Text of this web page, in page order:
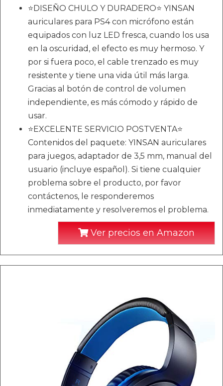
⭐DISEÑO CHULO Y DURADERO⭐ YINSAN
auriculares para PS4 con micrófono están
equipados con luz LED fresca, cuando los usa
en la oscuridad, el efecto es muy hermoso. Y
por si fuera poco, el cable trenzado es muy
resistente y tiene una vida útil más larga.
Gracias al botón de control de volumen
independiente, es más cómodo y rápido de
usar.
⭐EXCELENTE SERVICIO POSTVENTA⭐
Contenidos del paquete: YINSAN auriculares
para juegos, adaptador de 3,5 mm, manual del
usuario (incluye español). Si tiene cualquier
problema sobre el producto, por favor
contáctenos, le responderemos
inmediatamente y resolveremos el problema.
Ver precios en Amazon